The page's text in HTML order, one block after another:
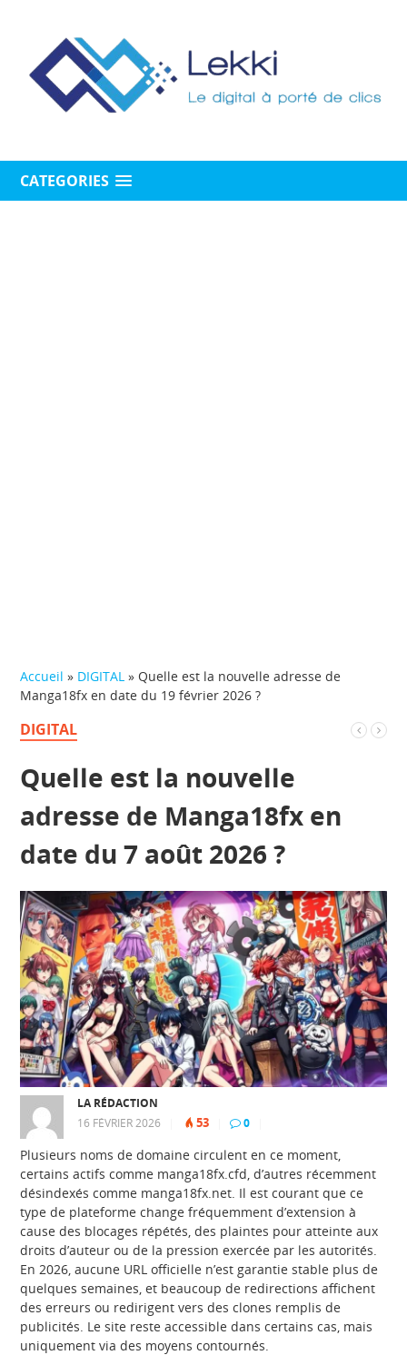
CATEGORIES
Accueil » DIGITAL » Quelle est la nouvelle adresse de
Manga18fx en date du 19 février 2026 ?
DIGITAL
Quelle est la nouvelle
adresse de Manga18fx en
date du 7 août 2026 ?
LA RÉDACTION
16 FÉVRIER 2026
53 0
Plusieurs noms de domaine circulent en ce moment,
certains actifs comme manga18fx.cfd, d’autres récemment
désindexés comme manga18fx.net. Il est courant que ce
type de plateforme change fréquemment d’extension à
cause des blocages répétés, des plaintes pour atteinte aux
droits d’auteur ou de la pression exercée par les autorités.
En 2026, aucune URL officielle n’est garantie stable plus de
quelques semaines, et beaucoup de redirections affichent
des erreurs ou redirigent vers des clones remplis de
publicités. Le site reste accessible dans certains cas, mais
uniquement via des moyens contournés.